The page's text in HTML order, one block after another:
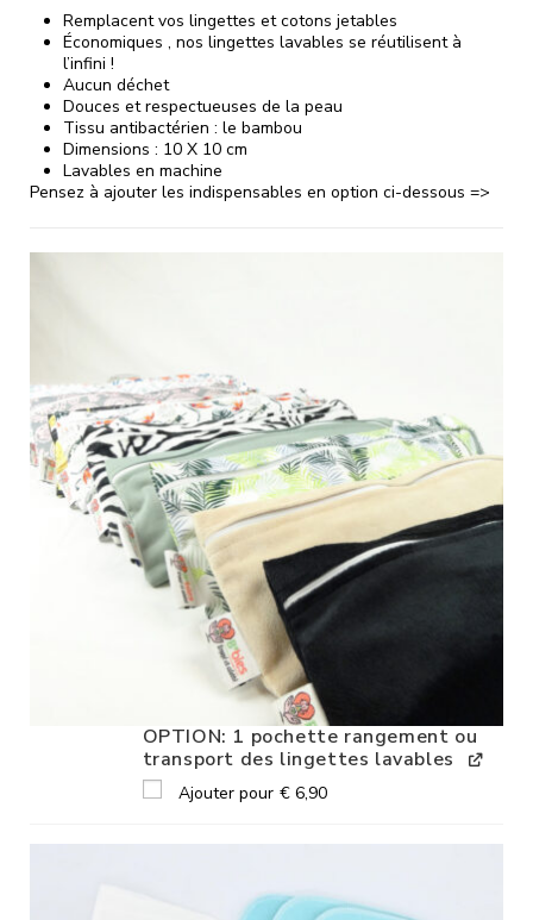
Remplacent vos lingettes et cotons jetables
Économiques , nos lingettes lavables se réutilisent à
l’infini !
Aucun déchet
Douces et respectueuses de la peau
Tissu antibactérien : le bambou
Dimensions : 10 X 10 cm
Lavables en machine
Pensez à ajouter les indispensables en option ci-dessous =>
OPTION: 1 pochette rangement ou
transport des lingettes lavables
Ajouter pour € 6,90